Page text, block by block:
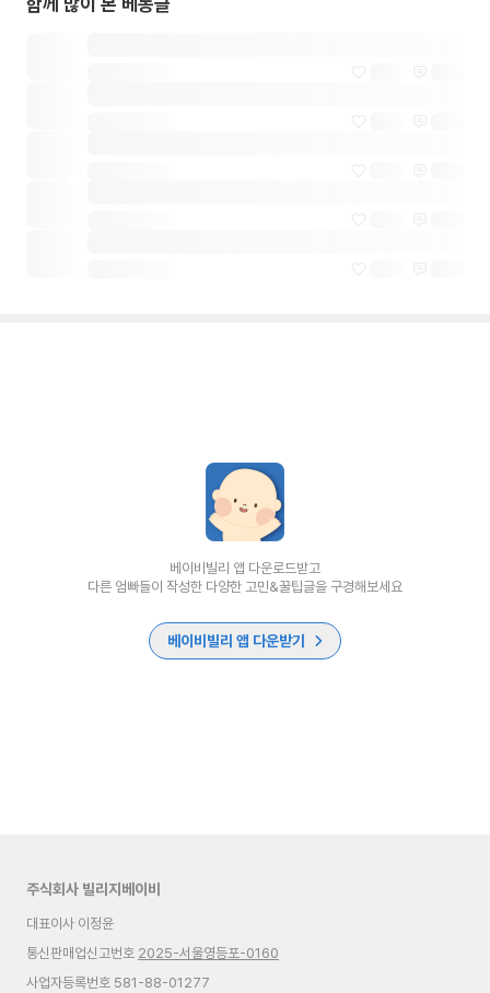
함께 많이 본 베동글
베이비빌리 앱 다운로드받고
다른 엄빠들이 작성한 다양한 고민&꿀팁글을 구경해보세요
베이비빌리 앱 다운받기
주식회사 빌리지베이비
대표이사 이정윤
통신판매업신고번호 2025-서울영등포-0160
사업자등록번호 581-88-01277